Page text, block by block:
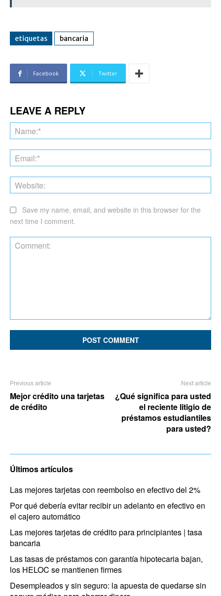
etiquetas bancaria
Facebook Twitter
LEAVE A REPLY
Save my name, email, and website in this browser for the
next time I comment.
Previous article
Mejor crédito una tarjetas
de crédito
Next article
¿Qué significa para usted
el reciente litigio de
préstamos estudiantiles
para usted?
Últimos artículos
Las mejores tarjetas con reembolso en efectivo del 2%
Por qué debería evitar recibir un adelanto en efectivo en
el cajero automático
Las mejores tarjetas de crédito para principiantes | tasa
bancaria
Las tasas de préstamos con garantía hipotecaria bajan,
los HELOC se mantienen firmes
Desempleados y sin seguro: la apuesta de quedarse sin